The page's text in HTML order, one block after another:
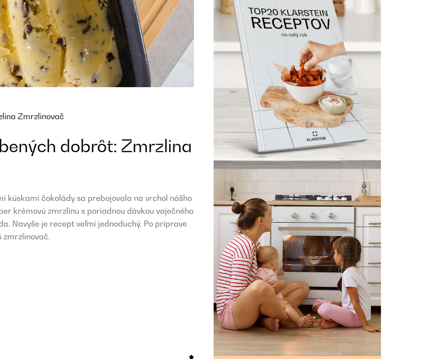
Zmrzlinovač
dobrôt: Zmrzlina
kúskami čokolády sa prebojovala na vrchol nášho
krémovú zmrzlinu s poriadnou dávkou vaječného
Navyše je recept veľmi jednoduchý. Po príprave
zmrzlinovač.